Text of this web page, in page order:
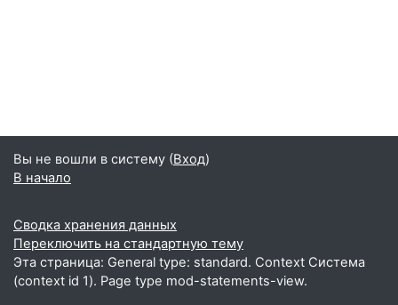
Вы не вошли в систему (Вход)
В начало
Сводка хранения данных
Переключить на стандартную тему
Эта страница: General type: standard. Context Система
(context id 1). Page type mod-statements-view.